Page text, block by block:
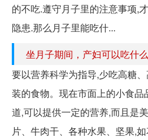
的不吃.遵守月子里的注意事项,
隐患.那么月子里能吃什...
坐月子期间，产妇可以吃什
要以营养科学为指导,少吃高糖
装的食物。现在市面上的小食
道,可以提供一定的营养,而且是
片、牛肉干、各种水果、坚果,